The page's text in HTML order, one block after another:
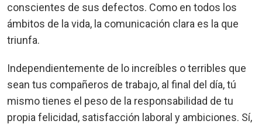
conscientes de sus defectos. Como en todos los
ámbitos de la vida, la comunicación clara es la que
triunfa.
Independientemente de lo increíbles o terribles que
sean tus compañeros de trabajo, al final del día, tú
mismo tienes el peso de la responsabilidad de tu
propia felicidad, satisfacción laboral y ambiciones. Sí,